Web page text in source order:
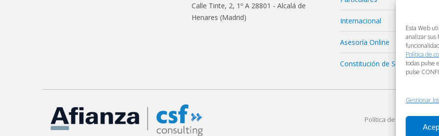
Esta Web
analizar sus
Política de
todas pulse
pulse
Gestionar
Calle Tinte, 2, 1º A 28801 - Alcalá de
Henares (Madrid)
Internacional
Asesoría Online
Constitución de Sociedades
Política de Cookies